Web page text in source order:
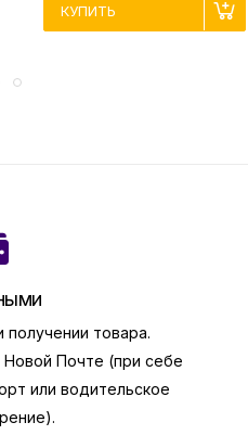
КУПИТЬ
товара.
Почте (при себе
или водительское